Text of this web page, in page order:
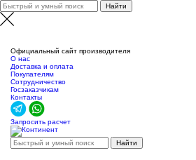
Официальный сайт производителя
О нас
Доставка и оплата
Покупателям
Сотрудничество
Госзаказчикам
Контакты
Запросить расчет